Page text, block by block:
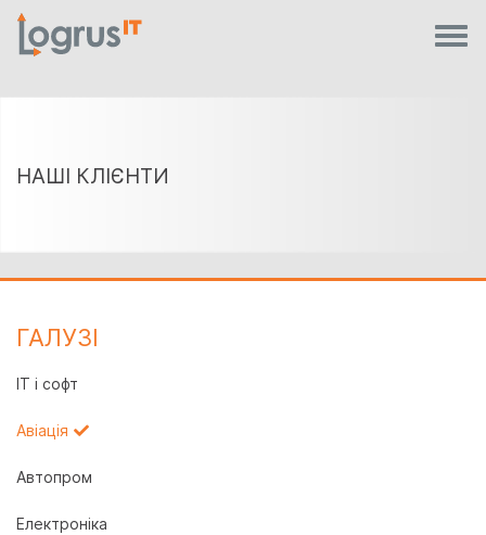
НАШІ КЛІЄНТИ
ГАЛУЗI
IT і софт
Авіація
Автопром
Електроніка